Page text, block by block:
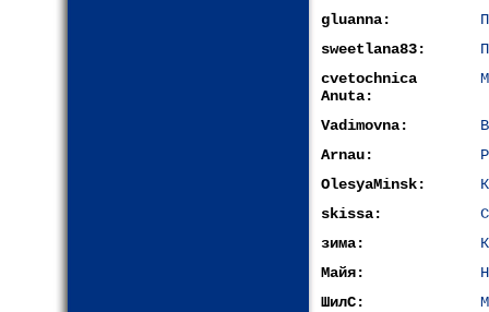
gluanna:
sweetlana83:
cvetochnica
Anuta:
Vadimovna:
Arnau:
OlesyaMinsk:
skissa:
зима:
Майя:
ШилС: